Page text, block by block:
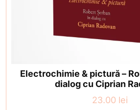
Electrochimie & pictură –
dialog cu Ciprian
23.00 lei